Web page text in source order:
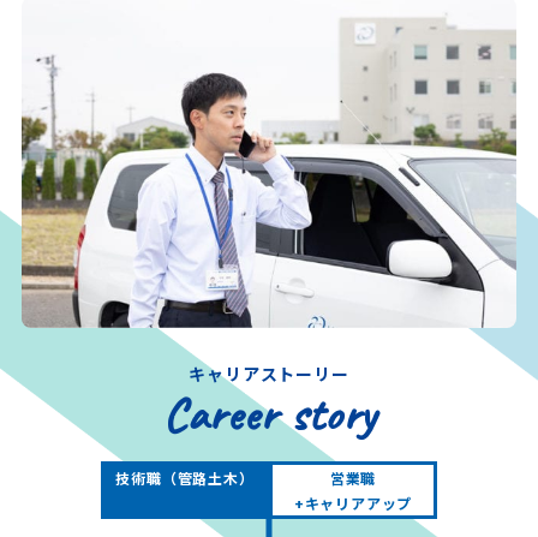
キャリアストーリー
Career story
技術職（管路土木）
営業職
+キャリアアップ